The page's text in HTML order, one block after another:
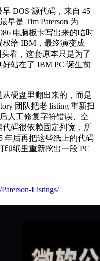
DOS 源代码，来自 45
早是 Tim Paterson 为
电脑板卡写出来的临时
给 IBM，最终演变成
看，这套原本只是为了
站在了 IBM PC 诞生前
硬盘里翻出来的，而是
团队把老 listing 重新扫
人工修复字符错误、空
码很依赖固定列宽，所
年后再把这些纸上的代码
印纸里重新挖出一段 PC
Listings/